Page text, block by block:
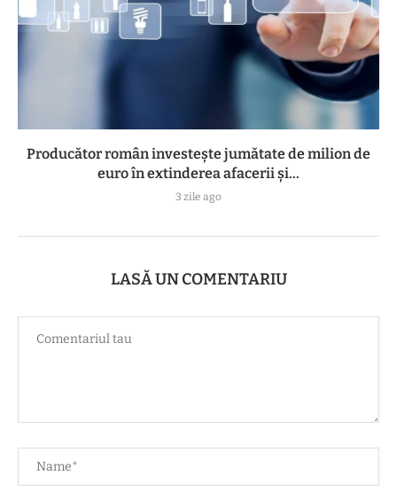
Producător român investește jumătate de milion de
euro în extinderea afacerii și...
3 zile ago
LASĂ UN COMENTARIU